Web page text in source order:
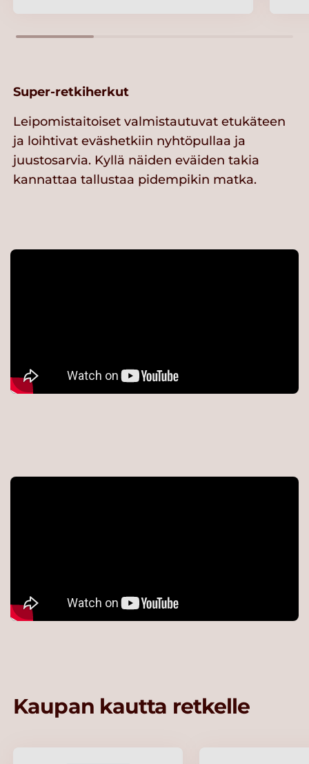
Super-retkiherkut
Leipomistaitoiset valmistautuvat etukäteen
ja loihtivat eväshetkiin nyhtöpullaa ja
juustosarvia. Kyllä näiden eväiden takia
kannattaa tallustaa pidempikin matka.
Kaupan kautta retkelle